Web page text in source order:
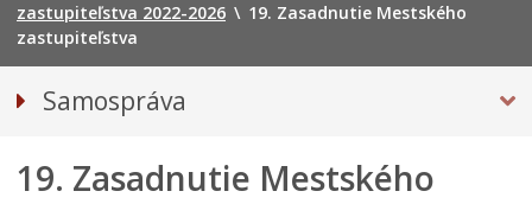
zastupiteľstva 2022-2026 \ 19. Zasadnutie Mestského
zastupiteľstva
Samospráva
Primátorka mesta
19. Zasadnutie Mestského